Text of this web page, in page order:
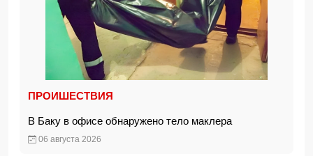
ПРОИШЕСТВИЯ
В Баку в офисе обнаружено тело маклера
06 августа 2026